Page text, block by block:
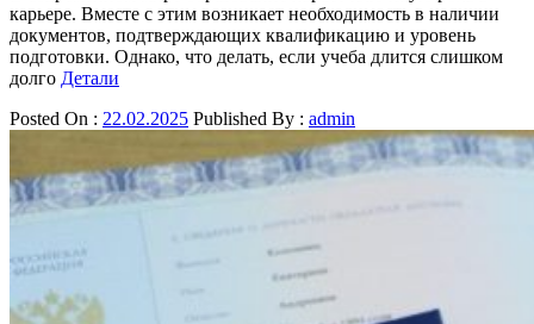
карьере. Вместе с этим возникает необходимость в наличии
документов, подтверждающих квалификацию и уровень
подготовки. Однако, что делать, если учеба длится слишком
долго Детали
Posted On : 22.02.2025 Published By : admin